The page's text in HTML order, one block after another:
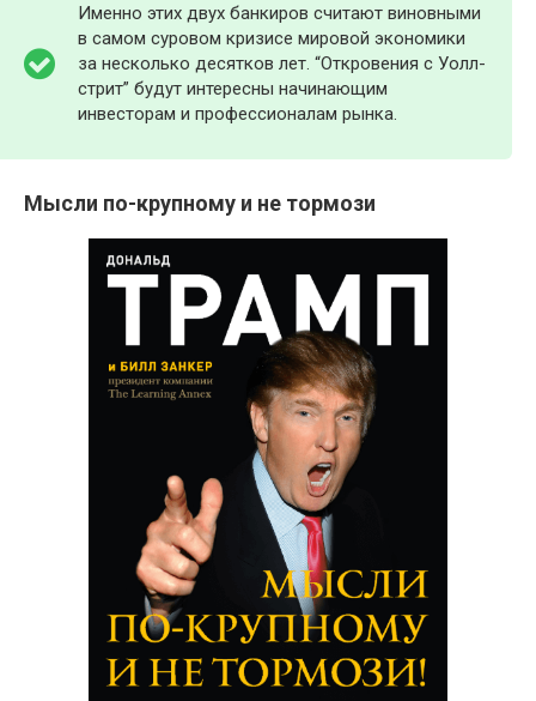
Именно этих двух банкиров считают виновными
в самом суровом кризисе мировой экономики
за несколько десятков лет. “Откровения с Уолл-
стрит” будут интересны начинающим
инвесторам и профессионалам рынка.
Мысли по-крупному и не тормози